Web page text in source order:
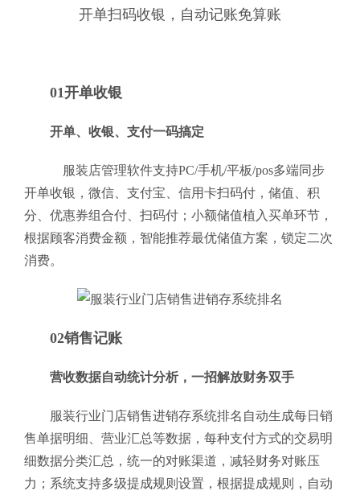
开单扫码收银，自动记账免算账
01开单收银
开单、收银、支付一码搞定
服装店管理软件支持PC/手机/平板/pos多端同步
开单收银，微信、支付宝、信用卡扫码付，储值、积
分、优惠券组合付、扫码付；小额储值植入买单环节，
根据顾客消费金额，智能推荐最优储值方案，锁定二次
消费。
02销售记账
营收数据自动统计分析，一招解放财务双手
服装行业门店销售进销存系统排名自动生成每日销
售单据明细、营业汇总等数据，每种支付方式的交易明
细数据分类汇总，统一的对账渠道，减轻财务对账压
力；系统支持多级提成规则设置，根据提成规则，自动